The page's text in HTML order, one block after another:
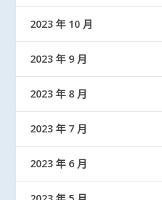
2023 年 10 月
2023 年 9 月
2023 年 8 月
2023 年 7 月
2023 年 6 月